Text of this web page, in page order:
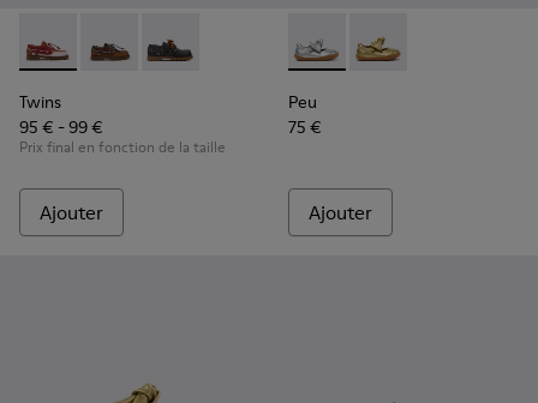
Twins - K800416-008 - Chaussures bateau en cuir
Twins - K800416-007 - Chaussures bateau en cuir
Twins - K800416-001 - Chaussures bateau
Twins
95 € - 99 €
Prix final en fonction de la taille
Ajouter
Peu - K800700-001 -
Peu - K800700-002
Peu
75 €
Ajouter